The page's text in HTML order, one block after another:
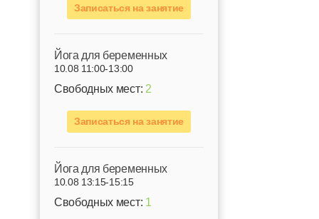
Записаться на занятие
Йога для беременных
10.08 11:00-13:00
Свободных мест: 2
Записаться на занятие
Йога для беременных
10.08 13:15-15:15
Свободных мест: 1